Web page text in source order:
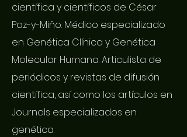
científica y científicos de César
Paz-y-Miño. Médico especializado
en Genética Clínica y Genética
Molecular Humana. Articulista de
periódicos y revistas de difusión
científica, así como los artículos en
Journals especializados en
genética.